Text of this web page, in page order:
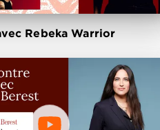
Rebeka Warrior